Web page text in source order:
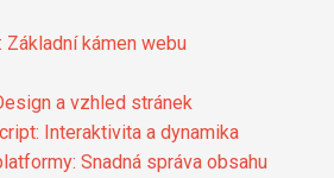
Základní kámen webu
a vzhled stránek
Interaktivita a dynamika
Snadná správa obsahu